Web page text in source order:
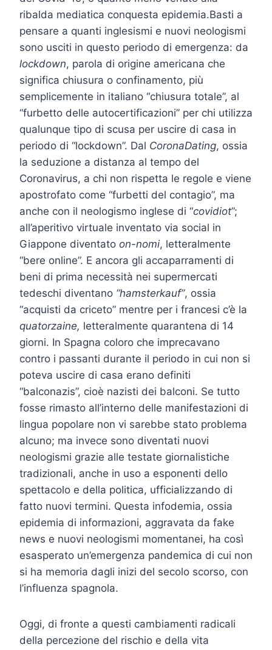
ribalda mediatica conquesta epidemia.Basti a
pensare a quanti inglesismi e nuovi neologismi
sono usciti in questo periodo di emergenza: da
lockdown, parola di origine americana che
significa chiusura o confinamento, più
semplicemente in italiano “chiusura totale”, al
“furbetto delle autocertificazioni” per chi utilizza
qualunque tipo di scusa per uscire di casa in
periodo di “lockdown”. Dal CoronaDating, ossia
la seduzione a distanza al tempo del
Coronavirus, a chi non rispetta le regole e viene
apostrofato come “furbetti del contagio”, ma
anche con il neologismo inglese di “covidiot”;
all’aperitivo virtuale inventato via social in
Giappone diventato on-nomi, letteralmente
“bere online”. E ancora gli accaparramenti di
beni di prima necessità nei supermercati
tedeschi diventano “hamsterkauf”, ossia
“acquisti da criceto” mentre per i francesi c’è la
quatorzaine, letteralmente quarantena di 14
giorni. In Spagna coloro che imprecavano
contro i passanti durante il periodo in cui non si
poteva uscire di casa erano definiti
“balconazis”, cioè nazisti dei balconi. Se tutto
fosse rimasto all’interno delle manifestazioni di
lingua popolare non vi sarebbe stato problema
alcuno; ma invece sono diventati nuovi
neologismi grazie alle testate giornalistiche
tradizionali, anche in uso a esponenti dello
spettacolo e della politica, ufficializzando di
fatto nuovi termini. Questa infodemia, ossia
epidemia di informazioni, aggravata da fake
news e nuovi neologismi momentanei, ha così
esasperato un’emergenza pandemica di cui non
si ha memoria dagli inizi del secolo scorso, con
l’influenza spagnola.
Oggi, di fronte a questi cambiamenti radicali
della percezione del rischio e della vita